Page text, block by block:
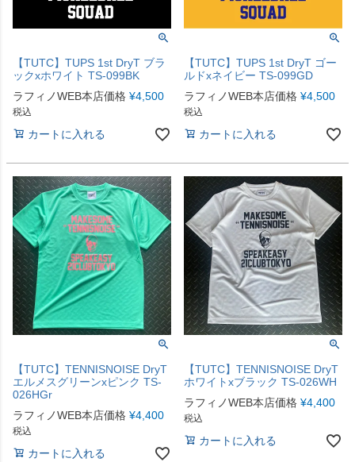
【TUTC】TUPS 1st DryT ブラ
ックxホワイト TS-099BK
ラフィノWEB本店価格 ¥4,500
税込
カートに入れる
【TUTC】TUPS 1st DryT ゴー
ルドxネイビー TS-099GD
ラフィノWEB本店価格 ¥4,500
税込
カートに入れる
【TUTC】TENNISNOISE DryT
エルメスグリーンxピンク TS-
026HGr
ラフィノWEB本店価格 ¥4,400
税込
カートに入れる
【TUTC】TENNISNOISE DryT
ホワイトxブラック TS-026WH
ラフィノWEB本店価格 ¥4,400
税込
カートに入れる